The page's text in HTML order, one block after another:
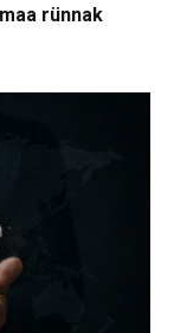
rünnak